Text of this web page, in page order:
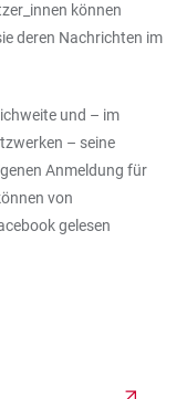
können
deren Nachrichten im
und – im
– seine
Anmeldung für
von
gelesen